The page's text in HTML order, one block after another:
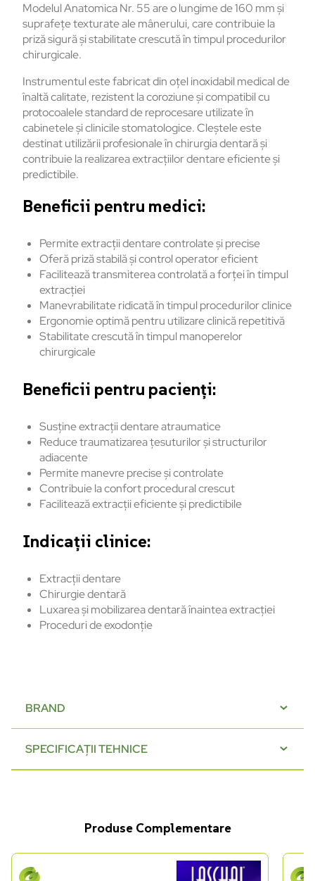
Modelul Anatomica Nr. 55 are o lungime de 160 mm și
suprafețe texturate ale mânerului, care contribuie la
priză sigură și stabilitate crescută în timpul procedurilor
chirurgicale.
Instrumentul este fabricat din oțel inoxidabil medical de
înaltă calitate, rezistent la coroziune și compatibil cu
protocoalele standard de reprocesare utilizate în
cabinetele și clinicile stomatologice. Cleștele este
destinat utilizării profesionale în chirurgia dentară și
contribuie la realizarea extracțiilor dentare eficiente și
predictibile.
Beneficii pentru medici:
Permite extracții dentare controlate și precise
Oferă priză stabilă și control operator eficient
Facilitează transmiterea controlată a forței în timpul
extracției
Manevrabilitate ridicată în timpul procedurilor clinice
Ergonomie optimă pentru utilizare clinică repetitivă
Stabilitate crescută în timpul manoperelor
chirurgicale
Beneficii pentru pacienți:
Susține extracții dentare atraumatice
Reduce traumatizarea țesuturilor și structurilor
adiacente
Permite manevre precise și controlate
Contribuie la confort procedural crescut
Facilitează extracții eficiente și predictibile
Indicații clinice:
Extracții dentare
Chirurgie dentară
Luxarea și mobilizarea dentară înaintea extracției
Proceduri de exodonție
BRAND
SPECIFICAȚII TEHNICE
Produse Complementare